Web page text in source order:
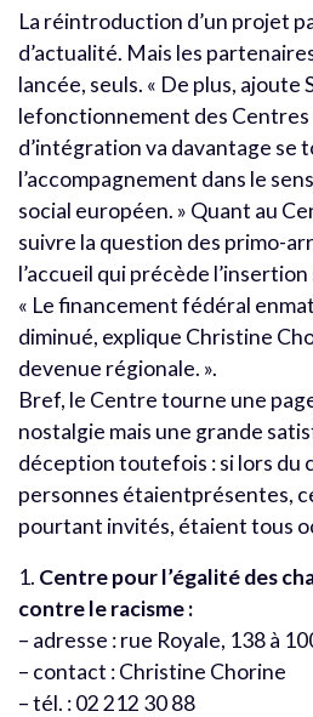
La réintroduction d’un projet
d’actualité. Mais les
lancée, seuls. « De plus,
lefonctionnement des Centres
d’intégration va davantage se
l’accompagnement dans le
social européen. » Quant au
suivre la question des primo-
l’accueil qui précède
« Le financement fédéral
diminué, explique Christine
devenue régionale. ».
Bref, le Centre tourne une
nostalgie mais une grande
déception toutefois : si lors du
personnes étaientprésentes,
pourtant invités, étaient tous
1. Centre pour l’égalité des
contre le racisme :
– adresse : rue Royale, 138 à
– contact : Christine Chorine
– tél. : 02 212 30 88